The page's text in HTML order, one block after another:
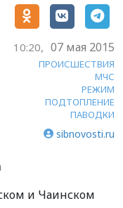
10:20, 07 мая 2015
ПРОИСШЕСТВИЯ
МЧС
РЕЖИМ
ПОДТОПЛЕНИЕ
ПАВОДКИ
sibnovosti.ru
и Чаинском